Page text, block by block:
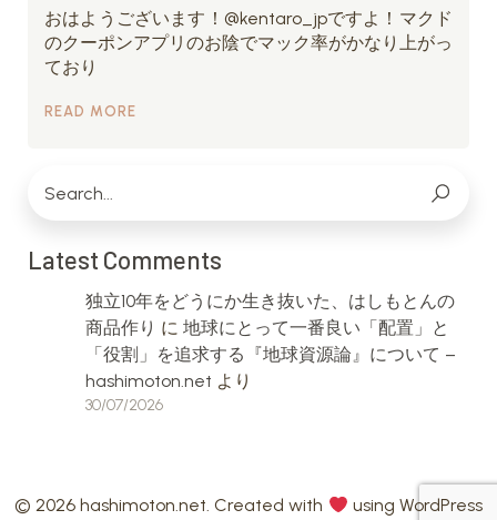
おはようございます！@kentaro_jpですよ！マクド
のクーポンアプリのお陰でマック率がかなり上がっ
ており
READ MORE
Latest Comments
独立10年をどうにか生き抜いた、はしもとんの
商品作り に 地球にとって一番良い「配置」と
「役割」を追求する『地球資源論』について –
hashimoton.net より
30/07/2026
© 2026 hashimoton.net. Created with using WordPress